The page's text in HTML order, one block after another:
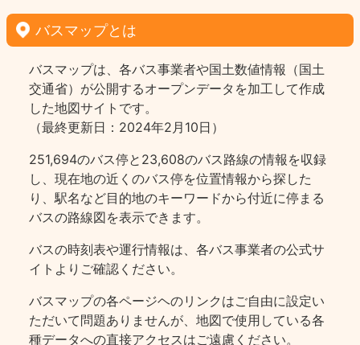
バスマップとは
バスマップは、各バス事業者や国土数値情報（国土
交通省）が公開するオープンデータを加工して作成
した地図サイトです。
（最終更新日：2024年2月10日）
251,694のバス停と23,608のバス路線の情報を収録
し、現在地の近くのバス停を位置情報から探した
り、駅名など目的地のキーワードから付近に停まる
バスの路線図を表示できます。
バスの時刻表や運行情報は、各バス事業者の公式サ
イトよりご確認ください。
バスマップの各ページヘのリンクはご自由に設定い
ただいて問題ありませんが、地図で使用している各
種データへの直接アクセスはご遠慮ください。